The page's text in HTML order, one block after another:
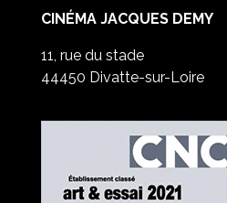
CINÉMA JACQUES DEMY
11, rue du stade
44450 Divatte-sur-Loire